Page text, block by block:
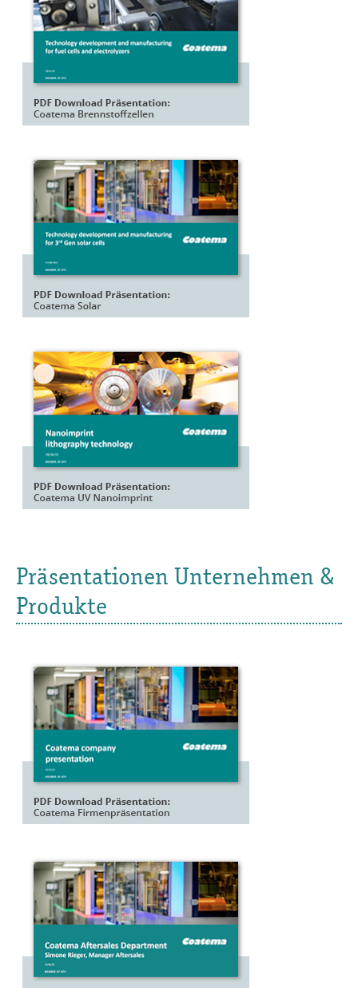
Präsentationen Unternehmen &
Produkte